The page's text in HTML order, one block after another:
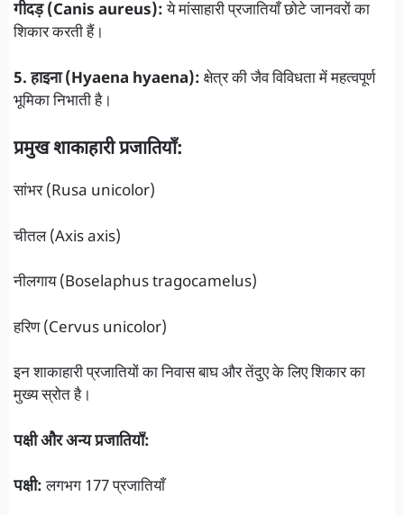
गीदड़ (Canis aureus):ये मांसाहारी प्रजातियाँ छोटे जानवरों का
शिकार करती हैं।
5. हाइना (Hyaena hyaena): क्षेत्र की जैव विविधता में महत्वपूर्ण
भूमिका निभाती है।
प्रमुख शाकाहारी प्रजातियाँ:
सांभर (Rusa unicolor)
चीतल (Axis axis)
नीलगाय (Boselaphus tragocamelus)
हरिण (Cervus unicolor)
इन शाकाहारी प्रजातियों का निवास बाघ और तेंदुए के लिए शिकार का
मुख्य स्रोत है।
पक्षी और अन्य प्रजातियाँ:
पक्षी:लगभग 177 प्रजातियाँ